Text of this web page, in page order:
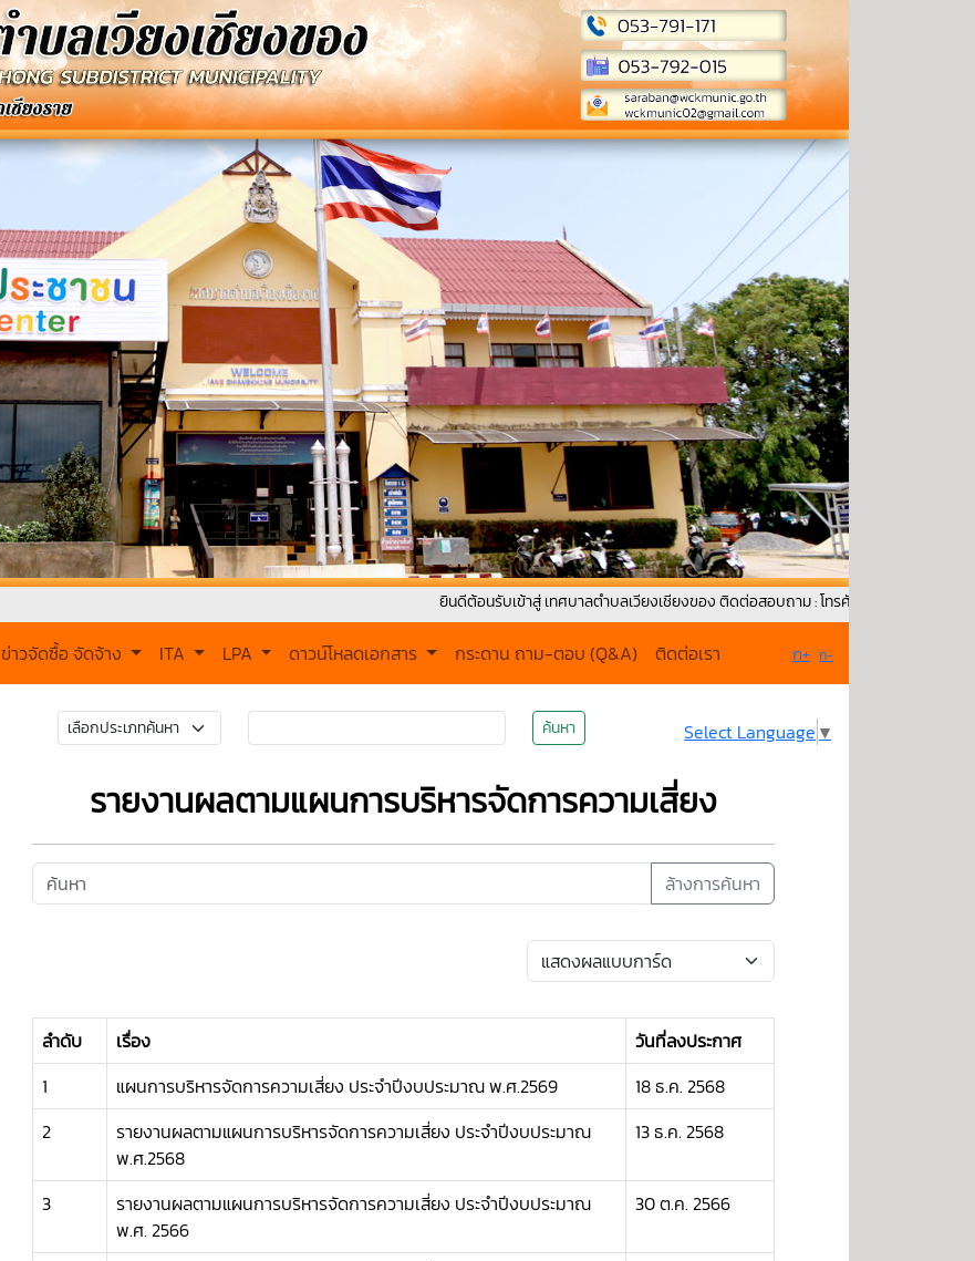
ยินดีต้อนรับเข้าสู่ เทศบาลตำบลเวียงเชียงของ ติดต่อสอบถาม : โทรศัพท์ : 0-5379-1171 Fax : 053-
ข่าวจัดซื้อ จัดจ้าง ITA LPA ดาวน์โหลดเอกสาร กระดาน ถาม-ตอบ (Q&A) ติดต่อเรา ก+ ก-
ค้นหา Select Language ▼
รายงานผลตามแผนการบริหารจัดการความเสี่ยง
ล้างการค้นหา
ลำดับ เรื่อง
วันที่ลงประกาศ
1
แผนการบริหารจัดการความเสี่ยง ประจำปีงบประมาณ พ.ศ.2569
18 ธ.ค. 2568
2
รายงานผลตามแผนการบริหารจัดการความเสี่ยง ประจำปีงบประมาณ
พ.ศ.2568
13 ธ.ค. 2568
3
รายงานผลตามแผนการบริหารจัดการความเสี่ยง ประจำปีงบประมาณ
พ.ศ. 2566
30 ต.ค. 2566